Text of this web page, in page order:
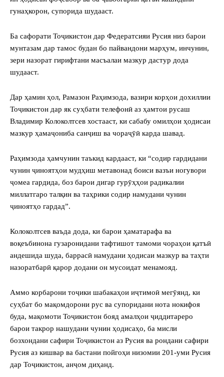
гунаҳкорон, супорида шудааст.
Ба сафорати Тоҷикистон дар Федератсияи Русия низ барои
мунтазам дар тамос будан бо пайвандони марҳум, инчунин,
зери назорат гирифтани масъалаи мазкур дастур дода
шудааст.
Дар ҳамин ҳол, Рамазон Раҳимзода, вазири корҳои дохиллии
Тоҷикистон дар як суҳбати телефонӣ аз ҳамтои русаш
Владимир Колоколтсев хостааст, ки сабабу омилҳои ҳодисаи
мазкур ҳамаҷониба санҷиш ва чораҷӯӣ карда шавад.
Раҳимзода ҳамчунин таъкид кардааст, ки “содир гардидани
чунин ҷиноятҳои мудҳиш метавонад боиси вазъи ногувори
ҷомеа гардида, боз барои дигар гурӯҳҳои радикалии
миллатгаро талқин ва таҳрики содир намудани чунин
ҷиноятҳо гардад”.
Колоколтсев ваъда дода, ки барои ҳаматарафа ва
воқеъбинона гузаронидани тафтишот тамоми чораҳои қатъӣ
андешида шуда, баррасӣ намудани ҳодисаи мазкур ва таҳти
назоратбарӣ қарор додани он мусоидат менамояд.
Аммо корбарони тоҷики шабакаҳои иҷтимоӣ мегӯянд, ки
суҳбат бо мақомдорони рус ва супоридани нота нокифоя
буда, мақомоти Тоҷикистон бояд амалҳои ҷиддитареро
барои такрор нашудани чунин ҳодисаҳо, ба мисли
бозхондани сафири Тоҷикистон аз Русия ва рондани сафири
Русия аз кишвар ва бастани пойгоҳи низомии 201-уми Русия
дар Тоҷикистон, анҷом диҳанд.